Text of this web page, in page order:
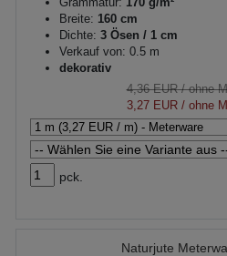
Breite: 160 cm
Dichte: 3 Ösen / 1 cm
Verkauf von: 0.5 m
dekorativ
4,36 EUR/ ohne
3,27 EUR/ ohne
pck.
Naturjute